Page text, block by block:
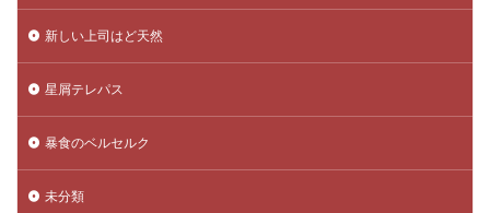
新しい上司はど天然
星屑テレパス
暴食のベルセルク
未分類